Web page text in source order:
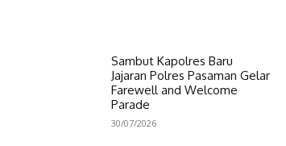
Sambut Kapolres Baru
Jajaran Polres Pasaman Gelar
Farewell and Welcome
Parade
30/07/2026